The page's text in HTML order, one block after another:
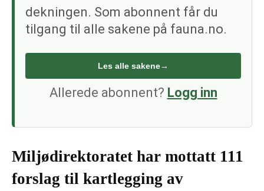
dekningen. Som abonnent får du
tilgang til alle sakene på fauna.no.
Les alle sakene→
Allerede abonnent? Logg inn
Miljødirektoratet har mottatt 111
forslag til kartlegging av